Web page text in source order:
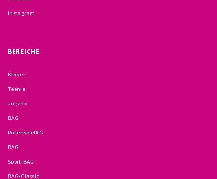
instagram
BEREICHE
Kinder
Teenie
Jugend
BAG
RollenspielAG
BAG
Sport-BAG
BAG-Classic